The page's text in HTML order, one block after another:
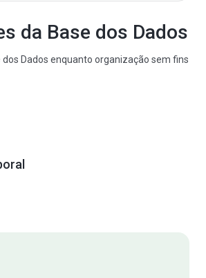
da Base dos Dados
dos Dados enquanto organização sem fins